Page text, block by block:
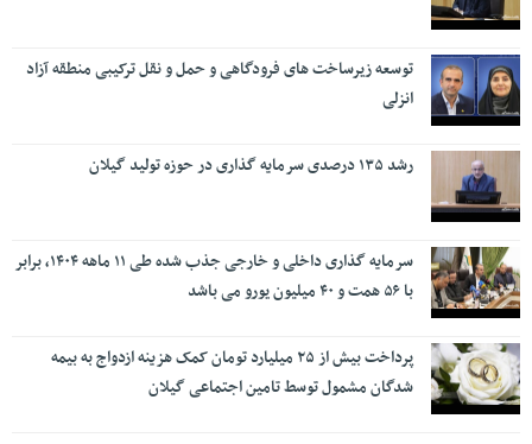
توسعه زیرساخت های فرودگاهی و حمل و نقل ترکیبی منطقه آزاد
انزلی
رشد ۱۳۵ درصدی سرمایه گذاری در حوزه تولید گیلان
سرمایه گذاری داخلی و خارجی جذب شده طی ۱۱ ماهه ۱۴۰۴، برابر
با ۵۶ همت و ۴۰ میلیون یورو می باشد
پرداخت بیش از ۲۵ میلیارد تومان کمک هزینه ازدواج به بیمه
شدگان مشمول توسط تامین اجتماعی گیلان